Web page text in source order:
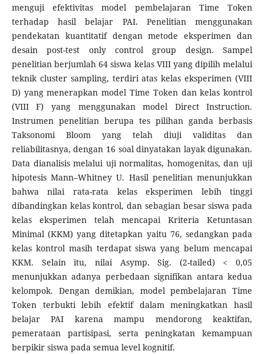
menguji efektivitas model pembelajaran Time Token
terhadap hasil belajar PAI. Penelitian menggunakan
pendekatan kuantitatif dengan metode eksperimen dan
desain post-test only control group design. Sampel
penelitian berjumlah 64 siswa kelas VIII yang dipilih melalui
teknik cluster sampling, terdiri atas kelas eksperimen (VIII
D) yang menerapkan model Time Token dan kelas kontrol
(VIII F) yang menggunakan model Direct Instruction.
Instrumen penelitian berupa tes pilihan ganda berbasis
Taksonomi Bloom yang telah diuji validitas dan
reliabilitasnya, dengan 16 soal dinyatakan layak digunakan.
Data dianalisis melalui uji normalitas, homogenitas, dan uji
hipotesis Mann–Whitney U. Hasil penelitian menunjukkan
bahwa nilai rata-rata kelas eksperimen lebih tinggi
dibandingkan kelas kontrol, dan sebagian besar siswa pada
kelas eksperimen telah mencapai Kriteria Ketuntasan
Minimal (KKM) yang ditetapkan yaitu 76, sedangkan pada
kelas kontrol masih terdapat siswa yang belum mencapai
KKM. Selain itu, nilai Asymp. Sig. (2-tailed) < 0,05
menunjukkan adanya perbedaan signifikan antara kedua
kelompok. Dengan demikian, model pembelajaran Time
Token terbukti lebih efektif dalam meningkatkan hasil
belajar PAI karena mampu mendorong keaktifan,
pemerataan partisipasi, serta peningkatan kemampuan
berpikir siswa pada semua level kognitif.